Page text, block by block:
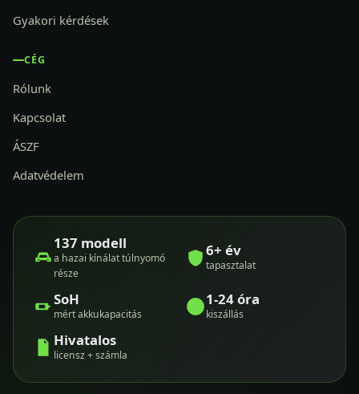
Gyakori kérdések
CÉG
Rólunk
Kapcsolat
ÁSZF
Adatvédelem
137 modell
a hazai kínálat túlnyomó
része
6+ év
tapasztalat
SoH
mért akkukapacitás
1-24 óra
kiszállás
Hivatalos
licensz + számla